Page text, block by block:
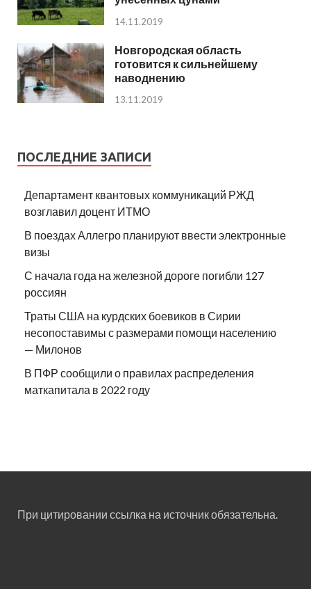
14.11.2019
Новгородская область
готовится к сильнейшему
наводнению
13.11.2019
ПОСЛЕДНИЕ ЗАПИСИ
Департамент квантовых коммуникаций РЖД
возглавил доцент ИТМО
В поездах Аллегро планируют ввести электронные
визы
С начала года на железной дороге погибли 127
россиян
Траты США на курдских боевиков в Сирии
несопоставимы с размерами помощи населению
— Милонов
В ПФР сообщили о правилах распределения
маткапитала в 2022 году
При цитировании ссылка на источник обязательна.